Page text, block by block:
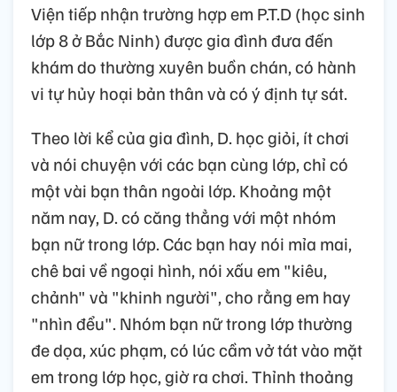
Viện tiếp nhận trường hợp em P.T.D (học sinh
lớp 8 ở Bắc Ninh) được gia đình đưa đến
khám do thường xuyên buồn chán, có hành
vi tự hủy hoại bản thân và có ý định tự sát.
Theo lời kể của gia đình, D. học giỏi, ít chơi
và nói chuyện với các bạn cùng lớp, chỉ có
một vài bạn thân ngoài lớp. Khoảng một
năm nay, D. có căng thẳng với một nhóm
bạn nữ trong lớp. Các bạn hay nói mỉa mai,
chê bai về ngoại hình, nói xấu em "kiêu,
chảnh" và "khinh người", cho rằng em hay
"nhìn đểu". Nhóm bạn nữ trong lớp thường
đe dọa, xúc phạm, có lúc cầm vở tát vào mặt
em trong lớp học, giờ ra chơi. Thỉnh thoảng